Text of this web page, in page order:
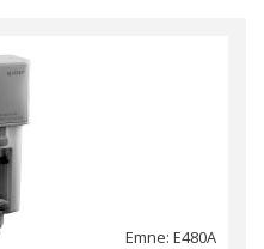
Emne: E480A